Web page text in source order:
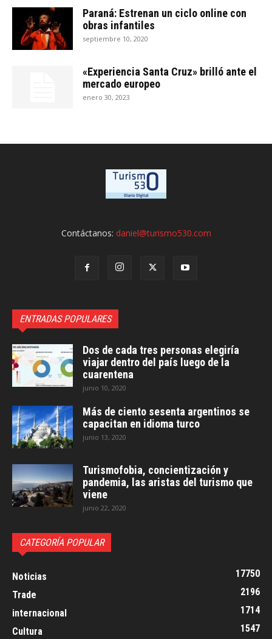
Paraná: Estrenan un ciclo online con
obras infantiles
septiembre 10, 2020
«Experiencia Santa Cruz» brilló ante el
mercado europeo
enero 30, 2023
Contáctanos: daniel@turismo530.com
ENTRADAS POPULARES
Dos de cada tres personas elegiría
viajar dentro del país luego de la
cuarentena
junio 10, 2020
Más de ciento sesenta argentinos se
capacitan en idioma turco
junio 13, 2020
Turismofobia, concientización y
pandemia, las aristas del turismo que
viene
junio 22, 2020
CATEGORÍA POPULAR
Noticias
17750
Trade
2196
internacional
1714
Cultura
1547